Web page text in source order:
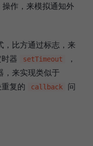
作，来模拟通知外
，比方通过标志，来
器
setTimeout
，
，来实现类似于
复的 callback
问